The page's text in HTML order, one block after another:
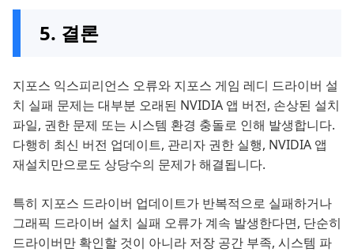
5. 결론
지포스 익스피리언스 오류와 지포스 게임 레디 드라이버 설
치 실패 문제는 대부분 오래된 NVIDIA 앱 버전, 손상된 설치
파일, 권한 문제 또는 시스템 환경 충돌로 인해 발생합니다.
다행히 최신 버전 업데이트, 관리자 권한 실행, NVIDIA 앱
재설치만으로도 상당수의 문제가 해결됩니다.
특히 지포스 드라이버 업데이트가 반복적으로 실패하거나
그래픽 드라이버 설치 실패 오류가 계속 발생한다면, 단순히
드라이버만 확인할 것이 아니라 저장 공간 부족, 시스템 파